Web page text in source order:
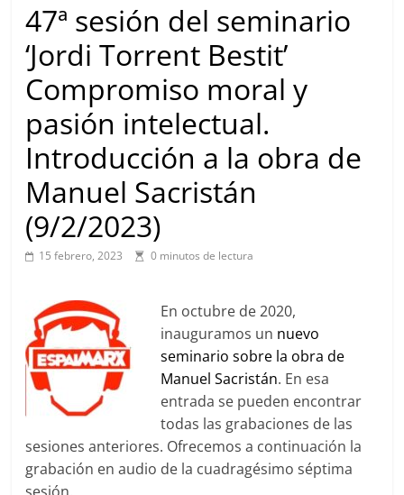
47ª sesión del seminario
‘Jordi Torrent Bestit’
Compromiso moral y
pasión intelectual.
Introducción a la obra de
Manuel Sacristán
(9/2/2023)
15 febrero, 2023 0 minutos de lectura
En octubre de 2020,
inauguramos un nuevo
seminario sobre la obra de
Manuel Sacristán. En esa
entrada se pueden encontrar
todas las grabaciones de las
sesiones anteriores. Ofrecemos a continuación la
grabación en audio de la cuadragésimo séptima